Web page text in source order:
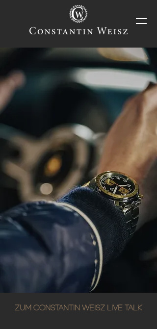
ZUM CONSTANTIN WEISZ LIVE TALK